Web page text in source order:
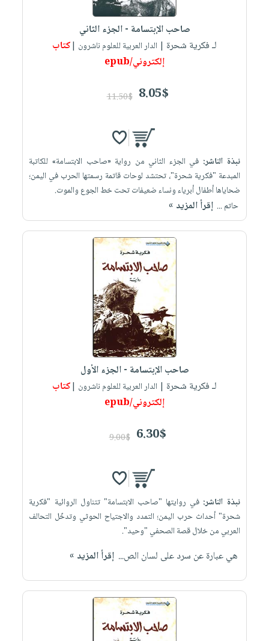
صاحب الإبتسامة - الجزء الثاني
لـ فكرية شحرة | الدار العربية للعلوم ناشرون |كتاب
إلكتروني/epub
8.05$
11.50$
نبذة الناشر: في الجزء الثاني من رواية «صاحب الابتسامة» للكاتبة
المبدعة "فكرية شحرة"، تحتشد ‏لوحات قاتمة رسمتها الحرب في اليمن؛
ضحاياها أطفال أبرياء ونساء ضعيفات تحت خط ‏الجوع والموت.‏ ‎
إقرأ المزيد »
صاحب الإبتسامة - الجزء الأول
لـ فكرية شحرة | الدار العربية للعلوم ناشرون |كتاب
إلكتروني/epub
6.30$
9.00$
نبذة الناشر: في روايتها "صاحب الابتسامة" تتناول الروائية "فكرية
شحرة" أحداث حرب اليمن؛ التمدد ‏والاجتياح الحوثي وتدخّل التحالف
العربي من خلال قصة الصحفي "وحيد".‏ ‎
إقرأ المزيد »